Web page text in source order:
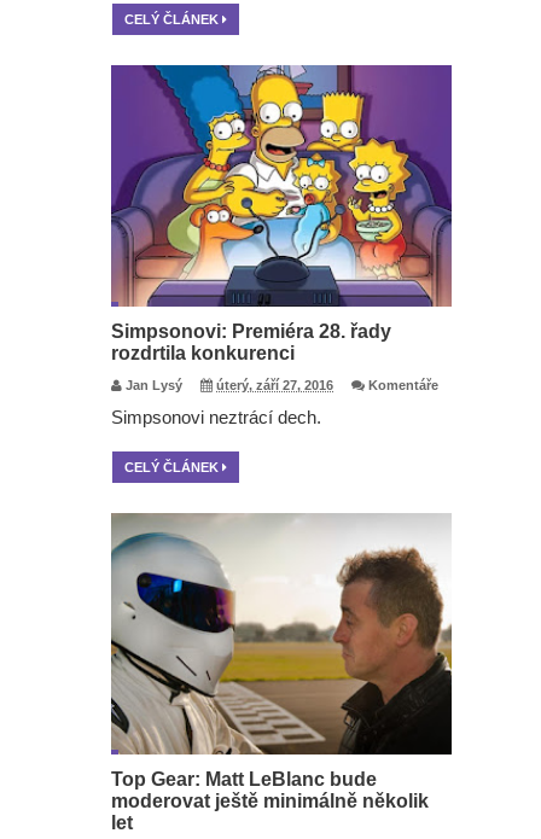
CELÝ ČLÁNEK
Simpsonovi: Premiéra 28. řady
rozdrtila konkurenci
Jan Lysý úterý, září 27, 2016 Komentáře
Simpsonovi neztrácí dech.
CELÝ ČLÁNEK
Top Gear: Matt LeBlanc bude
moderovat ještě minimálně několik
let